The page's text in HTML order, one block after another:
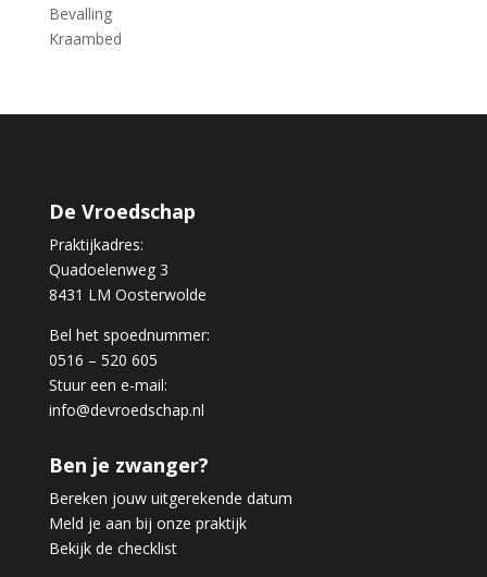
Bevalling
Kraambed
De Vroedschap
Praktijkadres:
Quadoelenweg 3
8431 LM Oosterwolde
Bel het spoednummer:
0516 – 520 605
Stuur een e-mail:
info@devroedschap.nl
Ben je zwanger?
Bereken jouw uitgerekende datum
Meld je aan bij onze praktijk
Bekijk de checklist